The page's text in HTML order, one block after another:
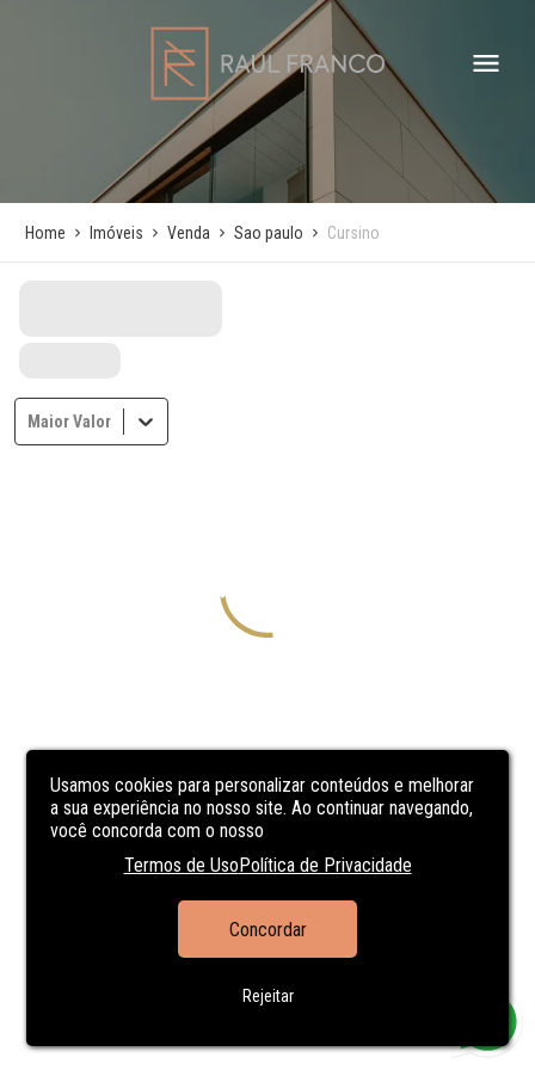
Usamos cookies para personalizar conteúdos e melhorar
a sua experiência no nosso site. Ao continuar navegando,
você concorda com o nosso
Termos de UsoPolítica de Privacidade
Concordar
Rejeitar
Home Imóveis Venda Sao paulo Cursino
Maior Valor